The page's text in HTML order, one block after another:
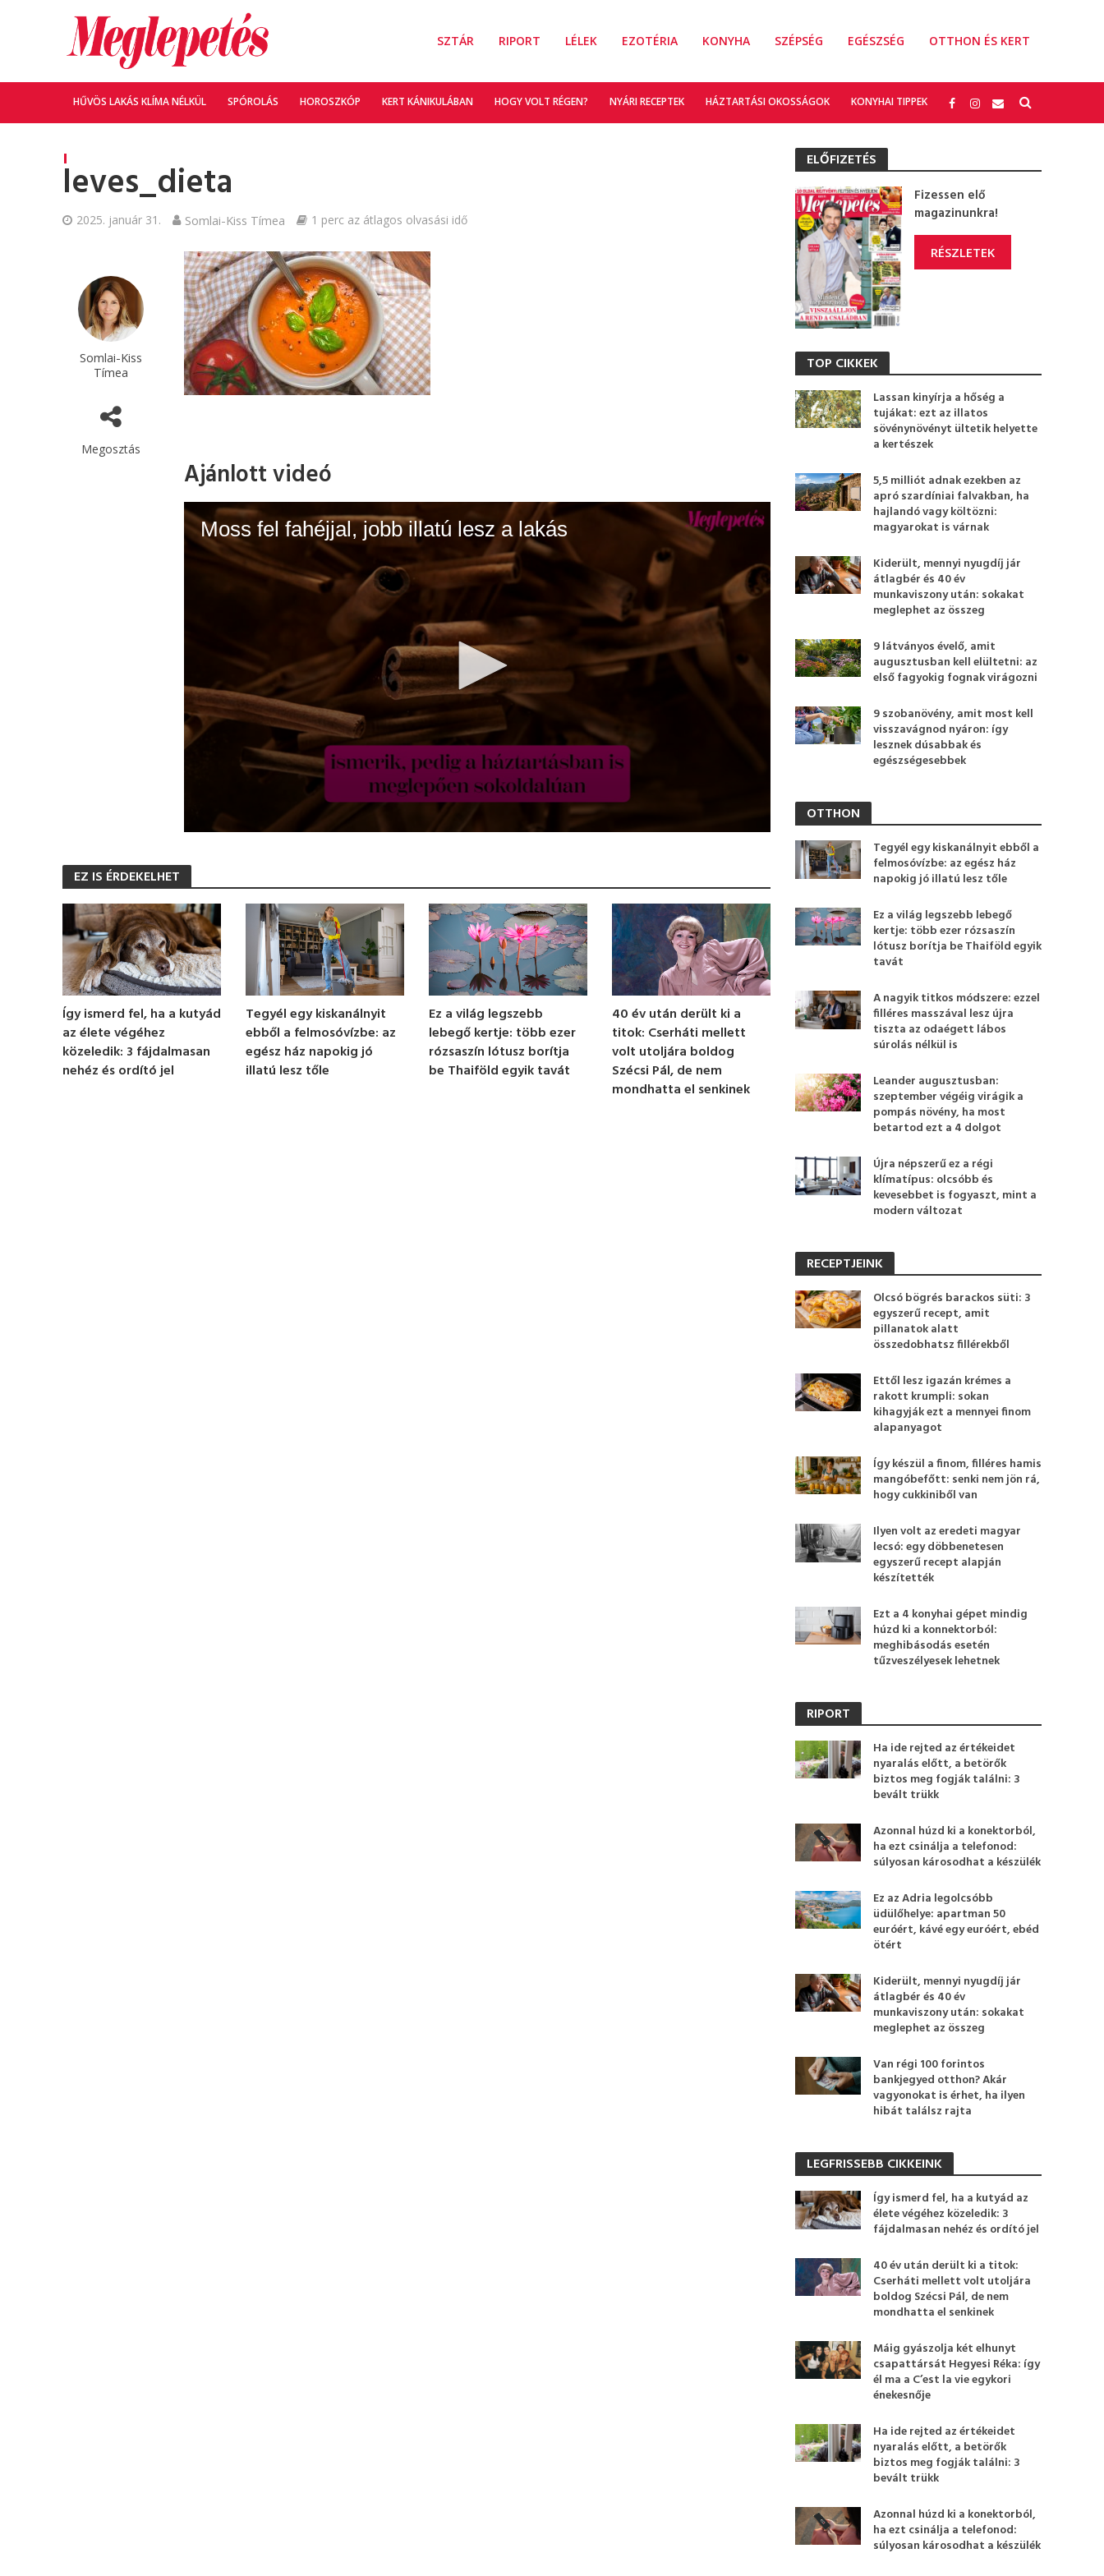
SZTÁR RIPORT LÉLEK EZOTÉRIA KONYHA SZÉPSÉG EGÉSZSÉG OTTHON ÉS KERT
HŰVÖS LAKÁS KLÍMA NÉLKÜL SPÓROLÁS HOROSZKÓP KERT KÁNIKULÁBAN HOGY VOLT RÉGEN? NYÁRI RECEPTEK HÁZTARTÁSI OKOSSÁGOK KONYHAI TIPPEK
leves_dieta
2025. január 31. Somlai-Kiss Tímea 1 perc az átlagos olvasási idő
Somlai-Kiss
Tímea
Megosztás
Ajánlott videó
Moss fel fahéjjal, jobb illatú lesz a lakás
e
o
n
d
s
o
f
1
m
i
n
u
e
EZ IS ÉRDEKELHET
Így ismerd fel, ha a kutyád
az élete végéhez
közeledik: 3 fájdalmasan
nehéz és ordító jel
Tegyél egy kiskanálnyit
ebből a felmosóvízbe: az
egész ház napokig jó
illatú lesz tőle
Ez a világ legszebb
lebegő kertje: több ezer
rózsaszín lótusz borítja
be Thaiföld egyik tavát
40 év után derült ki a
titok: Cserháti mellett
volt utoljára boldog
Szécsi Pál, de nem
mondhatta el senkinek
ELŐFIZETÉS
Fizessen elő
magazinunkra!
RÉSZLETEK
TOP CIKKEK
Lassan kinyírja a hőség a
tujákat: ezt az illatos
sövénynövényt ültetik helyette
a kertészek
5,5 milliót adnak ezekben az
apró szardíniai falvakban, ha
hajlandó vagy költözni:
magyarokat is várnak
Kiderült, mennyi nyugdíj jár
átlagbér és 40 év
munkaviszony után: sokakat
meglephet az összeg
9 látványos évelő, amit
augusztusban kell elültetni: az
első fagyokig fognak virágozni
9 szobanövény, amit most kell
visszavágnod nyáron: így
lesznek dúsabbak és
egészségesebbek
OTTHON
Tegyél egy kiskanálnyit ebből a
felmosóvízbe: az egész ház
napokig jó illatú lesz tőle
Ez a világ legszebb lebegő
kertje: több ezer rózsaszín
lótusz borítja be Thaiföld egyik
tavát
A nagyik titkos módszere: ezzel
filléres masszával lesz újra
tiszta az odaégett lábos
súrolás nélkül is
Leander augusztusban:
szeptember végéig virágik a
pompás növény, ha most
betartod ezt a 4 dolgot
Újra népszerű ez a régi
klímatípus: olcsóbb és
kevesebbet is fogyaszt, mint a
modern változat
RECEPTJEINK
Olcsó bögrés barackos süti: 3
egyszerű recept, amit
pillanatok alatt
összedobhatsz fillérekből
Ettől lesz igazán krémes a
rakott krumpli: sokan
kihagyják ezt a mennyei finom
alapanyagot
Így készül a finom, filléres hamis
mangóbefőtt: senki nem jön rá,
hogy cukkiniből van
Ilyen volt az eredeti magyar
lecsó: egy döbbenetesen
egyszerű recept alapján
készítették
Ezt a 4 konyhai gépet mindig
húzd ki a konnektorból:
meghibásodás esetén
tűzveszélyesek lehetnek
RIPORT
Ha ide rejted az értékeidet
nyaralás előtt, a betörők
biztos meg fogják találni: 3
bevált trükk
Azonnal húzd ki a konektorból,
ha ezt csinálja a telefonod:
súlyosan károsodhat a készülék
Ez az Adria legolcsóbb
üdülőhelye: apartman 50
euróért, kávé egy euróért, ebéd
ötért
Kiderült, mennyi nyugdíj jár
átlagbér és 40 év
munkaviszony után: sokakat
meglephet az összeg
Van régi 100 forintos
bankjegyed otthon? Akár
vagyonokat is érhet, ha ilyen
hibát találsz rajta
LEGFRISSEBB CIKKEINK
Így ismerd fel, ha a kutyád az
élete végéhez közeledik: 3
fájdalmasan nehéz és ordító jel
40 év után derült ki a titok:
Cserháti mellett volt utoljára
boldog Szécsi Pál, de nem
mondhatta el senkinek
Máig gyászolja két elhunyt
csapattársát Hegyesi Réka: így
él ma a C’est la vie egykori
énekesnője
Ha ide rejted az értékeidet
nyaralás előtt, a betörők
biztos meg fogják találni: 3
bevált trükk
Azonnal húzd ki a konektorból,
ha ezt csinálja a telefonod:
súlyosan károsodhat a készülék